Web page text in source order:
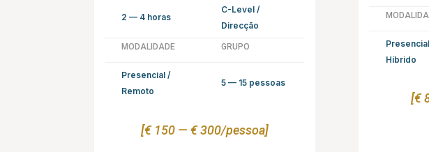
2 — 4 horas
C-Level /
Direcção
MODALIDADE GRUPO
Presencial /
Remoto
5 — 15 pessoas
[€ 150 — € 300/pessoa]
Híbrido
[€